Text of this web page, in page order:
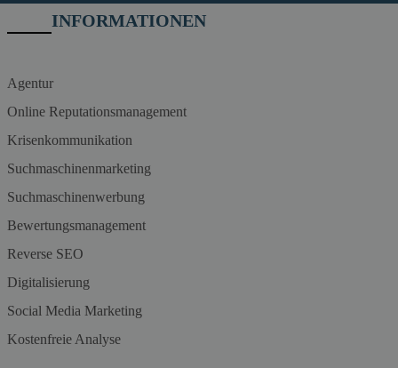
INFORMATIONEN
Agentur
Online Reputationsmanagement
Krisenkommunikation
Suchmaschinenmarketing
Suchmaschinenwerbung
Bewertungsmanagement
Reverse SEO
Digitalisierung
Social Media Marketing
Kostenfreie Analyse